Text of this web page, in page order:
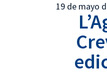
19 de mayo